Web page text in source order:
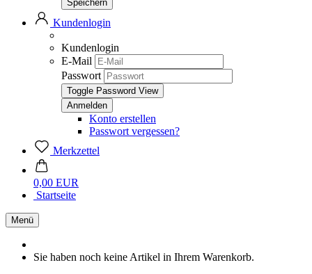
Kundenlogin
Kundenlogin
E-Mail
Passwort
Toggle Password View
Konto erstellen
Passwort vergessen?
Merkzettel
0,00 EUR
Startseite
Menü
Sie haben noch keine Artikel in Ihrem Warenkorb.